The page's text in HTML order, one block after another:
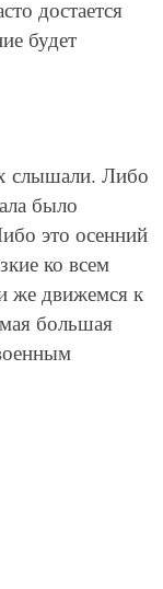
достается
будет
слышали. Либо
было
это осенний
ко всем
же движемся к
большая